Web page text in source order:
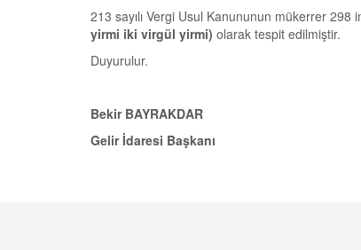
213 sayılı Vergi Usul Kanununun mükerrer 298
yirmi iki virgül yirmi) olarak tespit edilmiştir.
Duyurulur.
Bekir BAYRAKDAR
Gelir İdaresi Başkanı